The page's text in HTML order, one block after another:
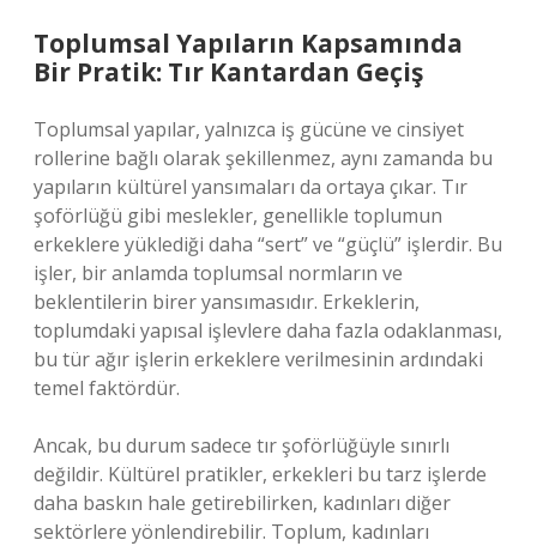
Toplumsal Yapıların Kapsamında
Bir Pratik: Tır Kantardan Geçiş
Toplumsal yapılar, yalnızca iş gücüne ve cinsiyet
rollerine bağlı olarak şekillenmez, aynı zamanda bu
yapıların kültürel yansımaları da ortaya çıkar. Tır
şoförlüğü gibi meslekler, genellikle toplumun
erkeklere yüklediği daha “sert” ve “güçlü” işlerdir. Bu
işler, bir anlamda toplumsal normların ve
beklentilerin birer yansımasıdır. Erkeklerin,
toplumdaki yapısal işlevlere daha fazla odaklanması,
bu tür ağır işlerin erkeklere verilmesinin ardındaki
temel faktördür.
Ancak, bu durum sadece tır şoförlüğüyle sınırlı
değildir. Kültürel pratikler, erkekleri bu tarz işlerde
daha baskın hale getirebilirken, kadınları diğer
sektörlere yönlendirebilir. Toplum, kadınları